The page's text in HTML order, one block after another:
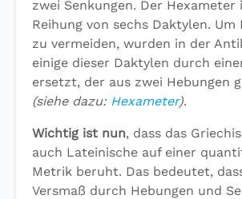
zwei Senkungen. Der
Reihung von sechs Daktylen.
zu vermeiden, wurden in der
einige dieser Daktylen durch
ersetzt, der aus zwei Hebungen
(siehe dazu: Hexameter).
Wichtig ist nun, dass das
auch Lateinische auf einer
Metrik beruht. Das bedeutet,
Versmaß durch Hebungen und